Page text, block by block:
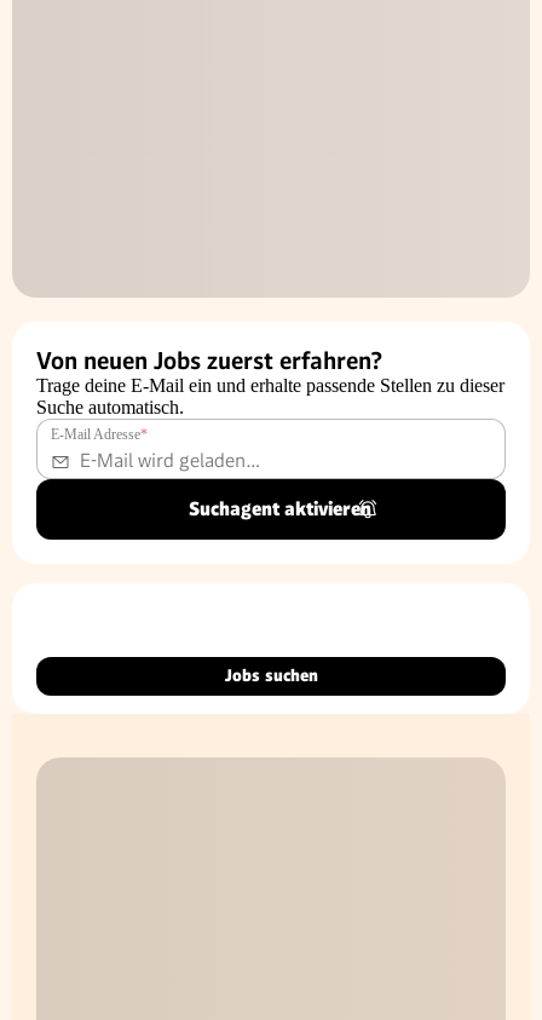
Von neuen Jobs zuerst erfahren?
Trage deine E-Mail ein und erhalte passende Stellen zu dieser
Suche automatisch.
E-Mail Adresse*
Suchagent aktivieren
Jobs suchen